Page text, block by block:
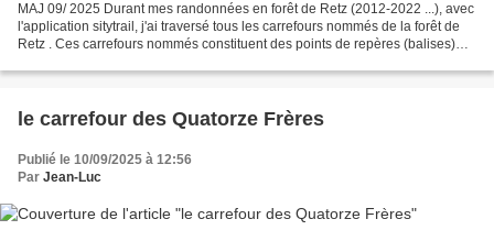
MAJ 09/ 2025 Durant mes randonnées en forêt de Retz (2012-2022 ...), avec
l'application sitytrail, j'ai traversé tous les carrefours nommés de la forêt de
Retz . Ces carrefours nommés constituent des points de repères (balises)
le carrefour des Quatorze Frères
Publié le 10/09/2025 à 12:56
Par Jean-Luc